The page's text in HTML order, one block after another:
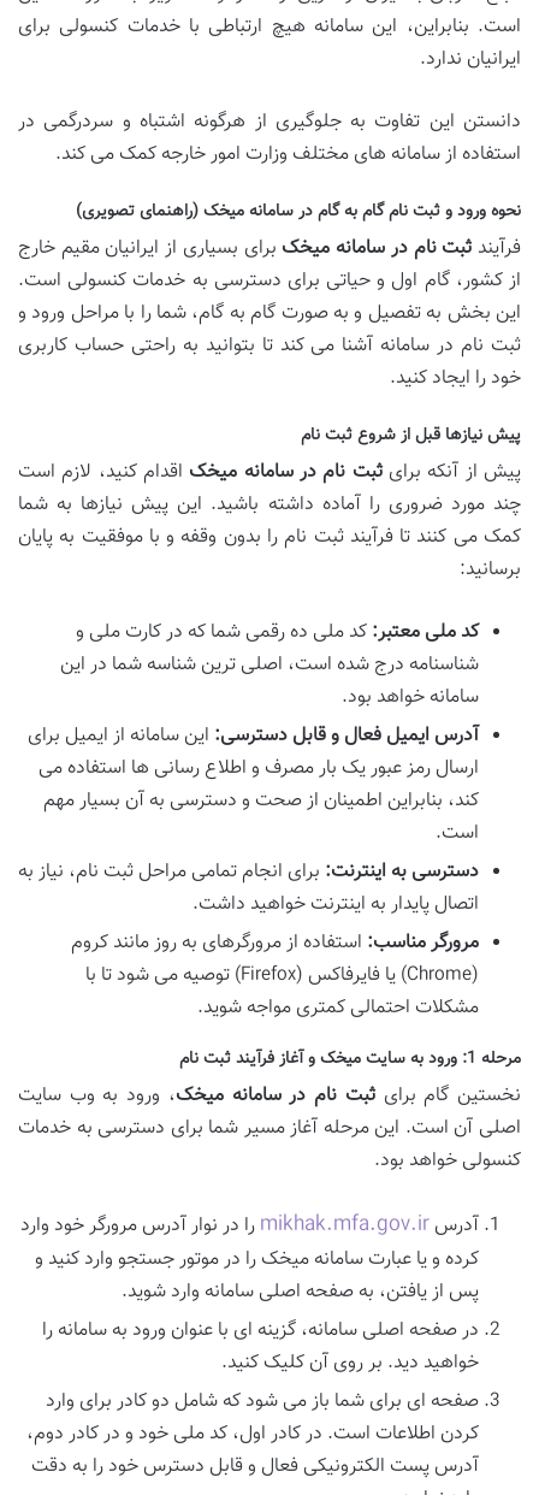
است. بنابراین، این سامانه هیچ ارتباطی با خدمات کنسولی برای
ایرانیان ندارد.
دانستن این تفاوت به جلوگیری از هرگونه اشتباه و سردرگمی در
استفاده از سامانه های مختلف وزارت امور خارجه کمک می کند.
نحوه ورود و ثبت نام گام به گام در سامانه میخک (راهنمای تصویری)
فرآیند ثبت نام در سامانه میخک برای بسیاری از ایرانیان مقیم خارج
از کشور، گام اول و حیاتی برای دسترسی به خدمات کنسولی است.
این بخش به تفصیل و به صورت گام به گام، شما را با مراحل ورود و
ثبت نام در سامانه آشنا می کند تا بتوانید به راحتی حساب کاربری
خود را ایجاد کنید.
پیش نیازها قبل از شروع ثبت نام
پیش از آنکه برایثبت نام در سامانه میخک اقدام کنید، لازم است
چند مورد ضروری را آماده داشته باشید. این پیش نیازها به شما
کمک می کنند تا فرآیند ثبت نام را بدون وقفه و با موفقیت به پایان
برسانید:
کد ملی معتبر: کد ملی ده رقمی شما که در کارت ملی و
شناسنامه درج شده است، اصلی ترین شناسه شما در این
سامانه خواهد بود.
آدرس ایمیل فعال و قابل دسترسی: این سامانه از ایمیل برای
ارسال رمز عبور یک بار مصرف و اطلاع رسانی ها استفاده می
کند، بنابراین اطمینان از صحت و دسترسی به آن بسیار مهم
است.
دسترسی به اینترنت: برای انجام تمامی مراحل ثبت نام، نیاز به
اتصال پایدار به اینترنت خواهید داشت.
مرورگر مناسب: استفاده از مرورگرهای به روز مانند کروم
(Chrome) یا فایرفاکس (Firefox) توصیه می شود تا با
مشکلات احتمالی کمتری مواجه شوید.
مرحله 1: ورود به سایت میخک و آغاز فرآیند ثبت نام
نخستین گام برایثبت نام در سامانه میخک، ورود به وب سایت
اصلی آن است. این مرحله آغاز مسیر شما برای دسترسی به خدمات
کنسولی خواهد بود.
آدرس mikhak.mfa.gov.ir را در نوار آدرس مرورگر خود وارد
کرده و یا عبارت سامانه میخک را در موتور جستجو وارد کنید و
پس از یافتن، به صفحه اصلی سامانه وارد شوید.
در صفحه اصلی سامانه، گزینه ای با عنوان ورود به سامانه را
خواهید دید. بر روی آن کلیک کنید.
صفحه ای برای شما باز می شود که شامل دو کادر برای وارد
کردن اطلاعات است. در کادر اول، کد ملی خود و در کادر دوم،
آدرس پست الکترونیکی فعال و قابل دسترس خود را به دقت